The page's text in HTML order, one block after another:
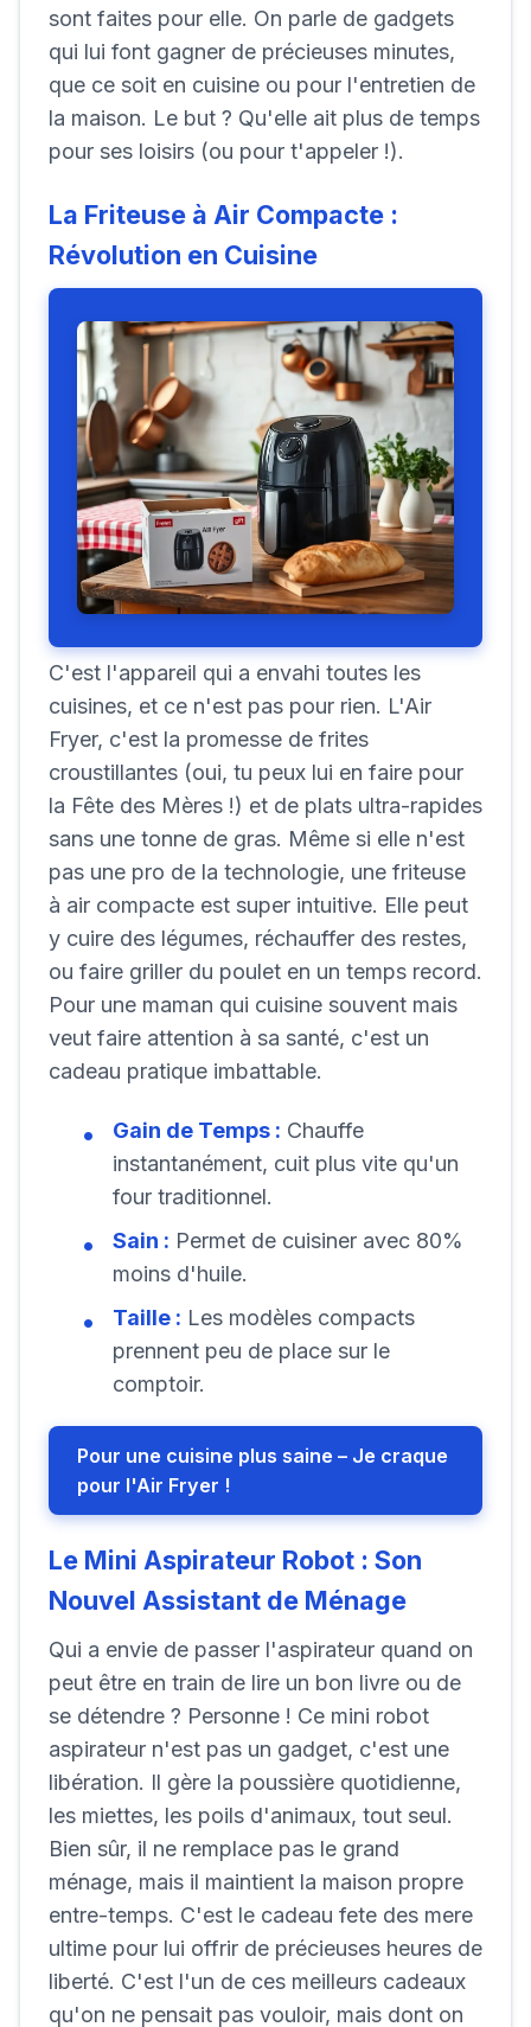
sont faites pour elle. On parle de gadgets
qui lui font gagner de précieuses minutes,
que ce soit en cuisine ou pour l'entretien de
la maison. Le but ? Qu'elle ait plus de temps
pour ses loisirs (ou pour t'appeler !).
La Friteuse à Air Compacte :
Révolution en Cuisine
C'est l'appareil qui a envahi toutes les
cuisines, et ce n'est pas pour rien. L'Air
Fryer, c'est la promesse de frites
croustillantes (oui, tu peux lui en faire pour
la Fête des Mères !) et de plats ultra-rapides
sans une tonne de gras. Même si elle n'est
pas une pro de la technologie, une friteuse
à air compacte est super intuitive. Elle peut
y cuire des légumes, réchauffer des restes,
ou faire griller du poulet en un temps record.
Pour une maman qui cuisine souvent mais
veut faire attention à sa santé, c'est un
cadeau pratique imbattable.
Gain de Temps : Chauffe
instantanément, cuit plus vite qu'un
four traditionnel.
Sain : Permet de cuisiner avec 80%
moins d'huile.
Taille : Les modèles compacts
prennent peu de place sur le
comptoir.
Pour une cuisine plus saine – Je craque
pour l'Air Fryer !
Le Mini Aspirateur Robot : Son
Nouvel Assistant de Ménage
Qui a envie de passer l'aspirateur quand on
peut être en train de lire un bon livre ou de
se détendre ? Personne ! Ce mini robot
aspirateur n'est pas un gadget, c'est une
libération. Il gère la poussière quotidienne,
les miettes, les poils d'animaux, tout seul.
Bien sûr, il ne remplace pas le grand
ménage, mais il maintient la maison propre
entre-temps. C'est le cadeau fete des mere
ultime pour lui offrir de précieuses heures de
liberté. C'est l'un de ces meilleurs cadeaux
qu'on ne pensait pas vouloir, mais dont on